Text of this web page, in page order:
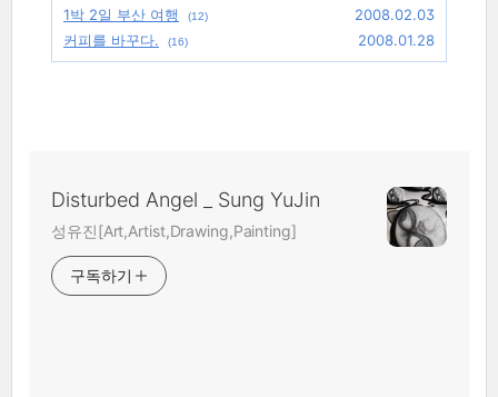
1박 2일 부산 여행
(12)
2008.02.03
커피를 바꾸다.
(16) 2008.01.28
Disturbed Angel _ Sung YuJin
성유진[Art,Artist,Drawing,Painting]
구독하기